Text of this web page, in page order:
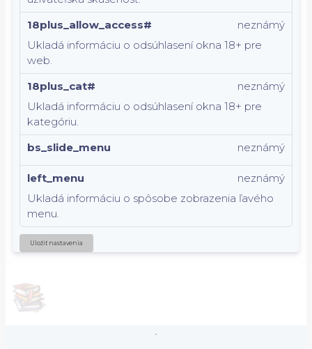
18plus_allow_access#
Ukladá informáciu o odsúhlasení okna 18+ pre
web.
neznámý
18plus_cat#
Ukladá informáciu o odsúhlasení okna 18+ pre
kategóriu.
neznámý
bs_slide_menu neznámý
left_menu
Ukladá informáciu o spôsobe zobrazenia ľavého
menu.
neznámý
Uložiť nastavenia